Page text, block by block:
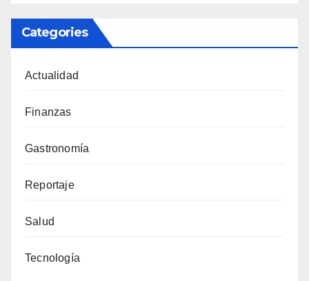
Categories
Actualidad
Finanzas
Gastronomía
Reportaje
Salud
Tecnología